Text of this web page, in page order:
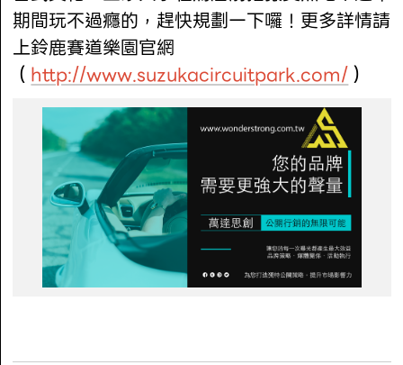
期間玩不過癮的，趕快規劃一下囉！更多詳情請
上鈴鹿賽道樂園官網
（ http://www.suzukacircuitpark.com/）